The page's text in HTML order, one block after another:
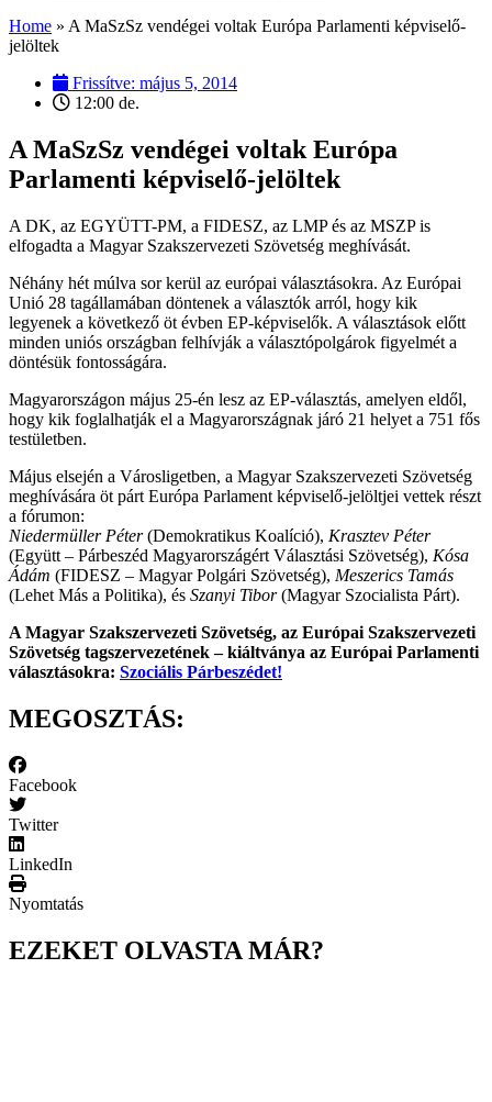
Home » A MaSzSz vendégei voltak Európa Parlamenti képviselő-
jelöltek
Frissítve: május 5, 2014
12:00 de.
A MaSzSz vendégei voltak Európa
Parlamenti képviselő-jelöltek
A DK, az EGYÜTT-PM, a FIDESZ, az LMP és az MSZP is
elfogadta a Magyar Szakszervezeti Szövetség meghívását.
Néhány hét múlva sor kerül az európai választásokra. Az Európai
Unió 28 tagállamában döntenek a választók arról, hogy kik
legyenek a következő öt évben EP-képviselők. A választások előtt
minden uniós országban felhívják a választópolgárok figyelmét a
döntésük fontosságára.
Magyarországon május 25-én lesz az EP-választás, amelyen eldől,
hogy kik foglalhatják el a Magyarországnak járó 21 helyet a 751 fős
testületben.
Május elsején a Városligetben, a Magyar Szakszervezeti Szövetség
meghívására öt párt Európa Parlament képviselő-jelöltjei vettek részt
a fórumon:
Niedermüller Péter(Demokratikus Koalíció), Krasztev Péter
(Együtt – Párbeszéd Magyarországért Választási Szövetség), Kósa
Ádám (FIDESZ – Magyar Polgári Szövetség), Meszerics Tamás
(Lehet Más a Politika), és Szanyi Tibor(Magyar Szocialista Párt).
A Magyar Szakszervezeti Szövetség, az Európai Szakszervezeti
Szövetség tagszervezetének – kiáltványa az Európai Parlamenti
választásokra: Szociális Párbeszédet!
MEGOSZTÁS:
Facebook
Twitter
LinkedIn
Nyomtatás
EZEKET OLVASTA MÁR?